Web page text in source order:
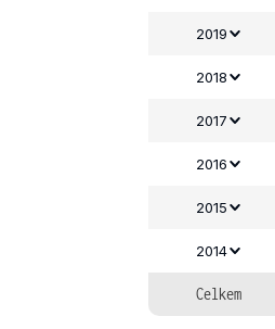
2019
2018
2017
2016
2015
2014
Celkem